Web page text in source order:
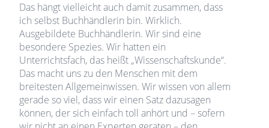
Das hängt vielleicht auch damit zusammen, dass
ich selbst Buchhändlerin bin. Wirklich.
Ausgebildete Buchhändlerin. Wir sind eine
besondere Spezies. Wir hatten ein
Unterrichtsfach, das heißt „Wissenschaftskunde“.
Das macht uns zu den Menschen mit dem
breitesten Allgemeinwissen. Wir wissen von allem
gerade so viel, dass wir einen Satz dazusagen
können, der sich einfach toll anhört und – sofern